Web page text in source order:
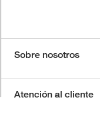
Sobre nosotros
Atención al cliente